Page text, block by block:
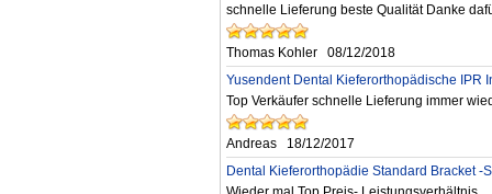
schnelle Lieferung beste Qualität Danke
Thomas Kohler
08/12/2018
Yusendent Dental Kieferorthopädische IPR
Top Verkäufer schnelle Lieferung immer
Andreas
18/12/2017
Dental Kieferorthopädie Standard Bracket